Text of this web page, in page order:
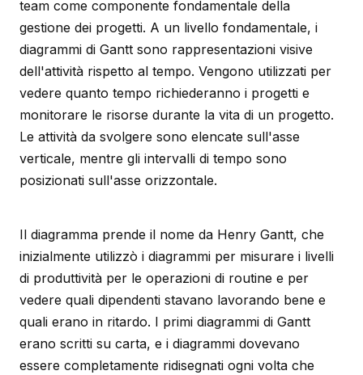
team come componente fondamentale della
gestione dei progetti. A un livello fondamentale, i
diagrammi di Gantt sono rappresentazioni visive
dell'attività rispetto al tempo. Vengono utilizzati per
vedere quanto tempo richiederanno i progetti e
monitorare le risorse durante la vita di un progetto.
Le attività da svolgere sono elencate sull'asse
verticale, mentre gli intervalli di tempo sono
posizionati sull'asse orizzontale.
Il diagramma prende il nome da Henry Gantt, che
inizialmente utilizzò i diagrammi per misurare i livelli
di produttività per le operazioni di routine e per
vedere quali dipendenti stavano lavorando bene e
quali erano in ritardo. I primi diagrammi di Gantt
erano scritti su carta, e i diagrammi dovevano
essere completamente ridisegnati ogni volta che